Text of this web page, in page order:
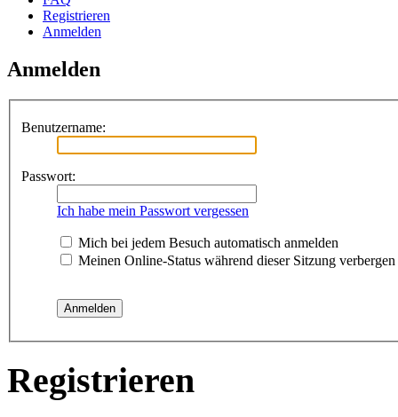
Registrieren
Anmelden
Anmelden
Benutzername:
Passwort:
Ich habe mein Passwort vergessen
Mich bei jedem Besuch automatisch anmelden
Meinen Online-Status während dieser Sitzung verbergen
Registrieren